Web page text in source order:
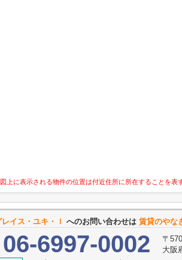
上に表示される物件の位置は付近住所に所在することを表
レイス・ユキ・ｌ へのお問い合わせは 賃貸のや
6997-0002
〒
大阪